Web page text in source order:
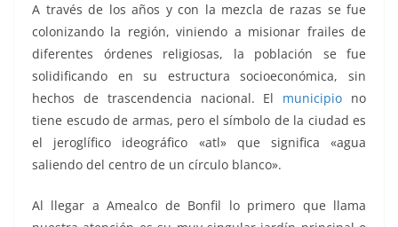
A través de los años y con la mezcla de razas se fue
colonizando la región, viniendo a misionar frailes de
diferentes órdenes religiosas, la población se fue
solidificando en su estructura socioeconómica, sin
hechos de trascendencia nacional. El municipio no
tiene escudo de armas, pero el símbolo de la ciudad es
el jeroglífico ideográfico «atl» que significa «agua
saliendo del centro de un círculo blanco».
Al llegar a Amealco de Bonfil lo primero que llama